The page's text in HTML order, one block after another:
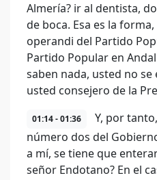
Almería? ir al dentista,
de boca. Esa es la
operandi del Partido
Partido Popular en
saben nada, usted no
usted consejero de la
01:14 - 01:36
Y, por
número dos del
a mí, se tiene que
señor Endotano? En el